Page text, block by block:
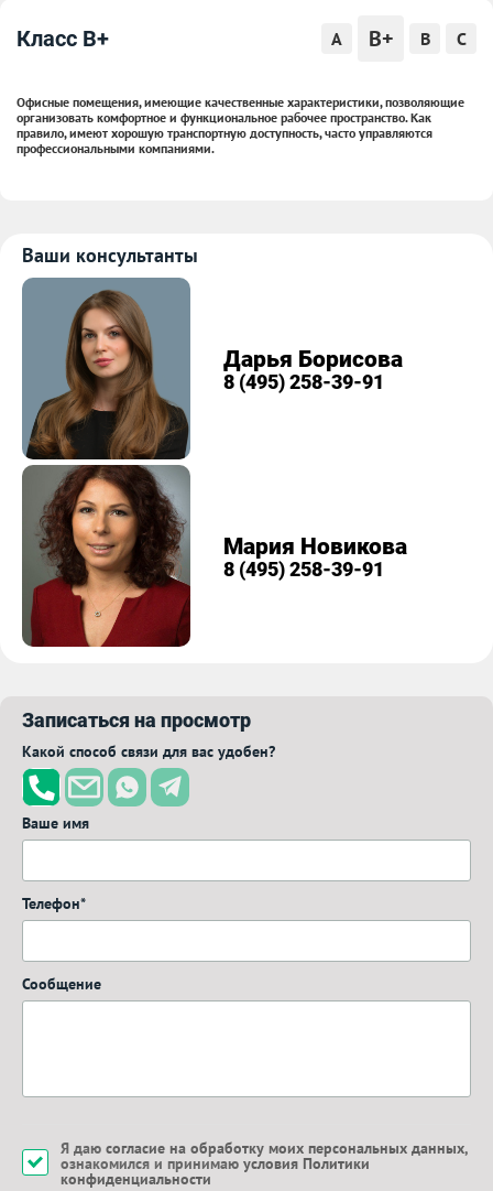
Класс B+ A B+ B C
Офисные помещения, имеющие качественные характеристики, позволяющие
организовать комфортное и функциональное рабочее пространство. Как
правило, имеют хорошую транспортную доступность, часто управляются
профессиональными компаниями.
Ваши консультанты
Дарья Борисова
8 (495) 258-39-91
Мария Новикова
8 (495) 258-39-91
Записаться на просмотр
Какой способ связи для вас удобен?
Ваше имя
Телефон*
Сообщение
Я даю согласие на обработку моих персональных данных,
ознакомился и принимаю условия Политики
конфиденциальности